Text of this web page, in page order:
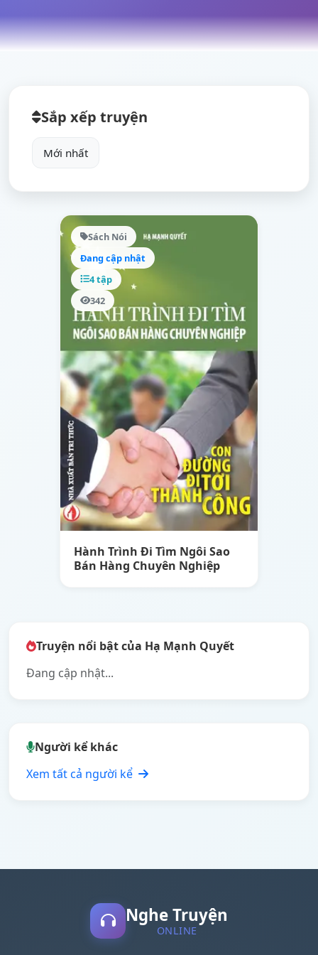
Sắp xếp truyện
Sách Nói
Đang cập nhật
4 tập
342
Hành Trình Đi Tìm Ngôi Sao
Bán Hàng Chuyên Nghiệp
Truyện nổi bật của Hạ Mạnh Quyết
Đang cập nhật...
Người kể khác
Xem tất cả người kể
Nghe Truyện
ONLINE